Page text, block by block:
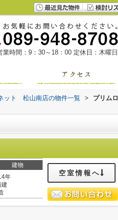
業時間：9：30～18：00 定休日：木曜日
ット 松山南店の物件一覧 > プリムロ
建物
年
建
空室情報へ